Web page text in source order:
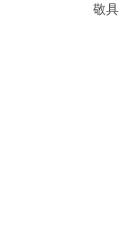
敬具